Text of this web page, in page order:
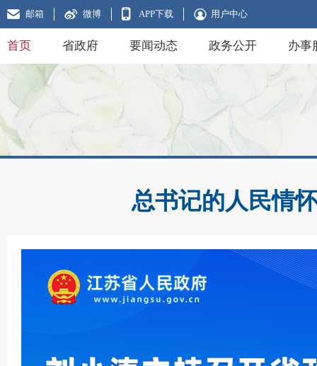
邮箱 微博 APP下载 用户中心
首页 省政府 要闻动态 政务公开 办事
总书记的人民情